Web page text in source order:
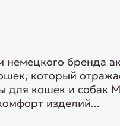
бренда
который
кошек и собак
изделий...